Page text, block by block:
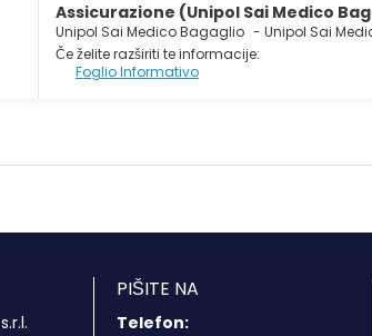
Assicurazione (Unipol Sai Medico
Unipol Sai Medico Bagaglio - Unipol Sai
Če želite razširiti te informacije:
Foglio Informativo
PIŠITE NA
Telefon: